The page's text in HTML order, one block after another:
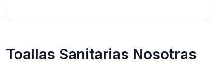
Toallas Sanitarias Nosotras